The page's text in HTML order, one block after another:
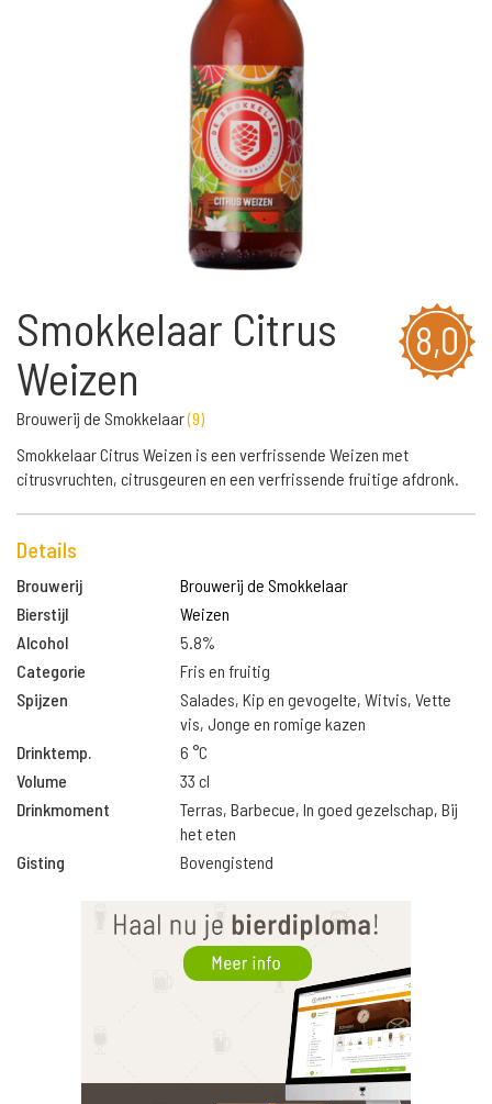
8,0
Smokkelaar Citrus
Weizen
Brouwerij de Smokkelaar(9)
Smokkelaar Citrus Weizen is een verfrissende Weizen met
citrusvruchten, citrusgeuren en een verfrissende fruitige afdronk.
Details
Brouwerij
Brouwerij de Smokkelaar
Bierstijl
Weizen
Alcohol
5.8%
Categorie
Fris en fruitig
Spijzen
Salades, Kip en gevogelte, Witvis, Vette
vis, Jonge en romige kazen
Drinktemp.
6 °C
Volume
33 cl
Drinkmoment
Terras, Barbecue, In goed gezelschap, Bij
het eten
Gisting
Bovengistend